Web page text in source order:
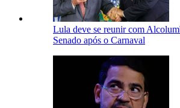
Lula deve se reunir com
Senado após o Carnaval